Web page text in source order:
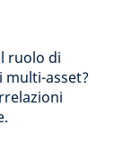
ruolo di
multi-asset?